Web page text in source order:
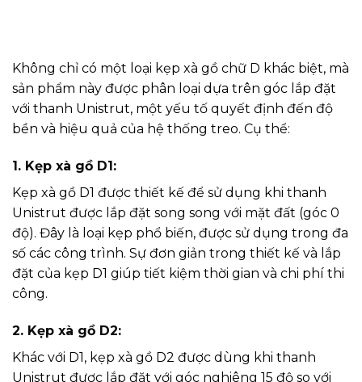
Không chỉ có một loại kẹp xà gồ chữ D khác biệt, mà
sản phẩm này được phân loại dựa trên góc lắp đặt
với thanh Unistrut, một yếu tố quyết định đến độ
bền và hiệu quả của hệ thống treo. Cụ thể:
1. Kẹp xà gồ D1:
Kẹp xà gồ D1 được thiết kế để sử dụng khi thanh
Unistrut được lắp đặt song song với mặt đất (góc 0
độ). Đây là loại kẹp phổ biến, được sử dụng trong đa
số các công trình. Sự đơn giản trong thiết kế và lắp
đặt của kẹp D1 giúp tiết kiệm thời gian và chi phí thi
công.
2. Kẹp xà gồ D2:
Khác với D1, kẹp xà gồ D2 được dùng khi thanh
Unistrut được lắp đặt với góc nghiêng 15 độ so với